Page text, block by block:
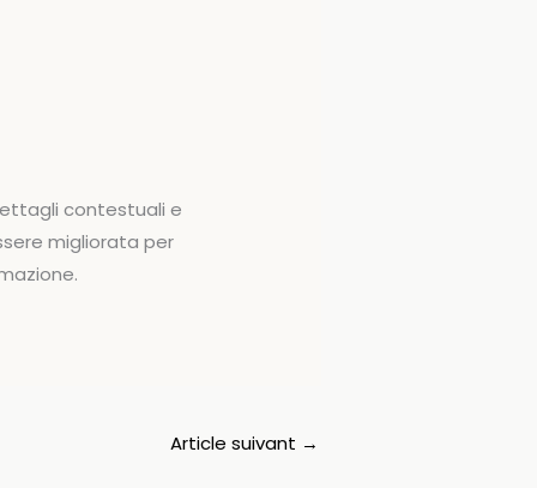
contestuali e
migliorata per
Article suivant →